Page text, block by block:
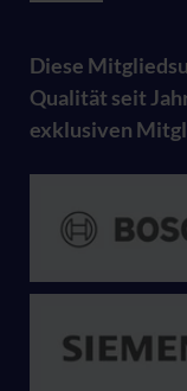
Diese
Qualität seit
exklusiven